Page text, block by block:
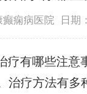
痫病医院 日期
疗有哪些注意
治疗方法有多